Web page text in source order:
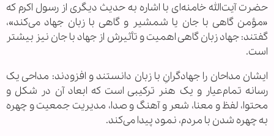
حضرت آیت‌الله خامنه‌ای با اشاره به حدیث دیگری از رسول اکرم که
«مؤمن گاهی با جان یا شمشیر و گاهی با زبان جهاد می‌کند»،
گفتند: جهاد زبان گاهی اهمیت و تأثیرش از جهاد با جان نیز بیشتر
است.
ایشان مداحان را جهادگرانِ با زبان دانستند و افزودند: مداحی یک
رسانه تمام‌عیار و یک هنر ترکیبی است که ابعاد آن در شکل و
محتوا، لفظ و معنا، شعر و آهنگ و صدا، مدیریت جمعیت و چهره
به چهره شدن با مردم، نمود پیدا می‌کند.